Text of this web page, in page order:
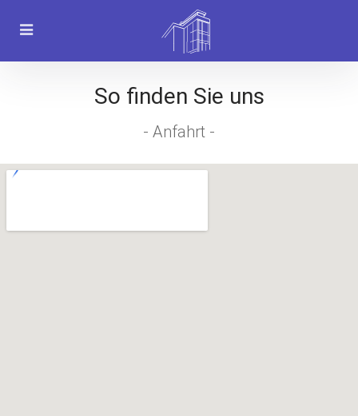
So finden Sie uns
- Anfahrt -